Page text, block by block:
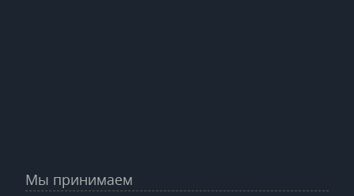
Мы принимаем